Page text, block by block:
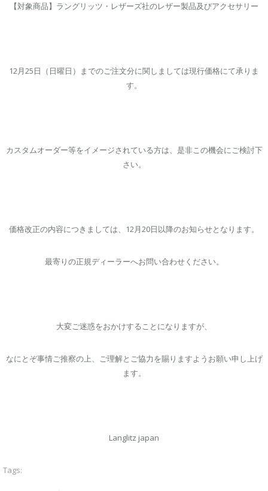
【対象商品】ラングリッツ・レザーズ社のレザー製品及びアクセサリー
12月25日（日曜日）までのご注文分に関しましては現行価格にて承りま
す。
カスタムオーダー等をイメージされている方は、是非この機会にご検討下
さい。
価格改正の内容につきましては、12月20日以降のお知らせとなります。
最寄りの正規ディーラーへお問い合わせください。
⼤変ご迷惑をおかけすることになりますが、
なにとぞ事情ご推察の上、ご理解とご協⼒を賜りますようお願い申し上げ
ます。
Langlitz japan
Tags: